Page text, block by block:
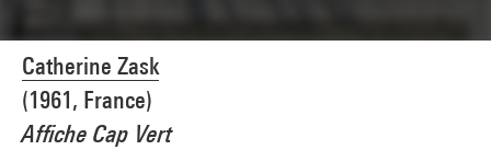
Catherine Zask
(1961, France)
Affiche Cap Vert